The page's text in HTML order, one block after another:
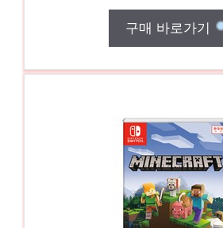
구매 바로가기